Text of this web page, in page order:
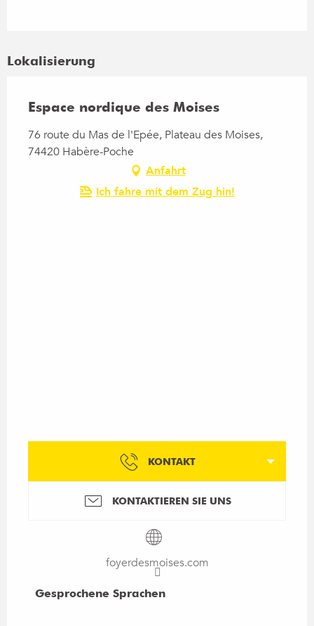
Lokalisierung
Espace nordique des Moises
76 route du Mas de l'Epée, Plateau des Moises,
74420 Habère-Poche
Anfahrt
Ich fahre mit dem Zug hin!
KONTAKT
KONTAKTIEREN SIE UNS
foyerdesmoises.com
Gesprochene Sprachen
Gesprochene Sprachen